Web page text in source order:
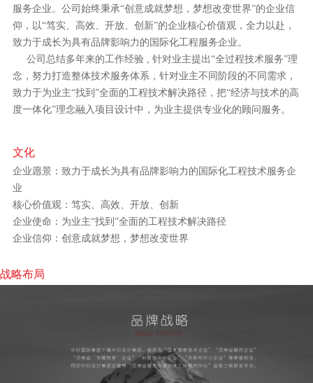
服务企业。公司始终秉承“创意成就梦想，梦想改变世界”的企业信
仰，以“笃实、高效、开放、创新”的企业核心价值观，全力以赴，
致力于成长为具有品牌影响力的国际化工程服务企业。
公司总结多年来的工作经验 , 针对业主提出“全过程技术服务”理
念，努力打造整体技术服务体系，针对业主不同阶段的不同需求，
致力于为业主“找到”全面的工程技术解决路径，把“经济与技术的高
度一体化”理念融入项目设计中，为业主提供专业化的顾问服务。
文化
企业愿景：致力于成长为具有品牌影响力的国际化工程技术服务企
业
核心价值观：笃实、高效、开放、创新
企业使命：为业主“找到”全面的工程技术解决路径
企业信仰：创意成就梦想，梦想改变世界
战略布局